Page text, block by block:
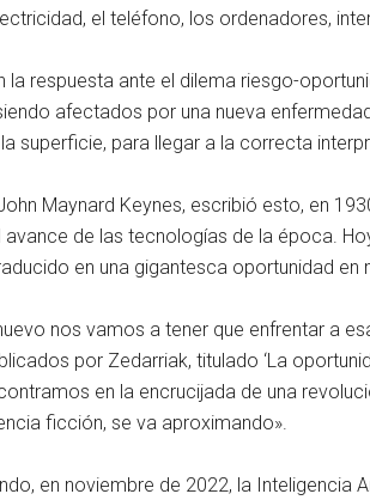
el teléfono, los ordenadores,
la respuesta ante el dilema riesgo-
afectados por una nueva
superficie, para llegar a la correcta
Maynard Keynes, escribió esto, en
de las tecnologías de la época.
en una gigantesca oportunidad
nos vamos a tener que enfrentar a
por Zedarriak, titulado ‘La
en la encrucijada de una
ficción, se va aproximando».
en noviembre de 2022, la Inteligencia